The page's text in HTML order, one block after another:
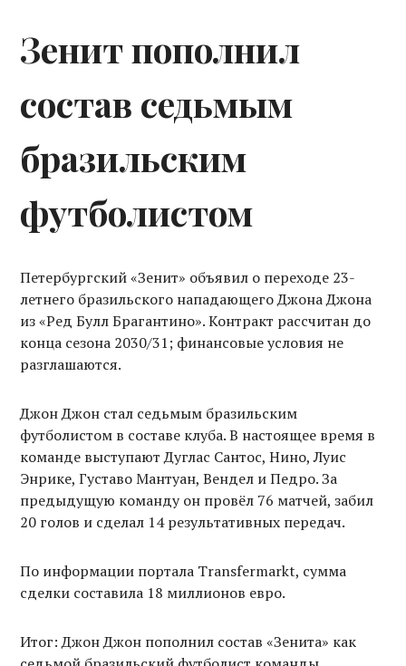
Зенит пополнил
состав седьмым
бразильским
футболистом
Петербургский «Зенит» объявил о переходе 23-
летнего бразильского нападающего Джона Джона
из «Ред Булл Брагантино». Контракт рассчитан до
конца сезона 2030/31; финансовые условия не
разглашаются.
Джон Джон стал седьмым бразильским
футболистом в составе клуба. В настоящее время в
команде выступают Дуглас Сантос, Нино, Луис
Энрике, Густаво Мантуан, Вендел и Педро. За
предыдущую команду он провёл 76 матчей, забил
20 голов и сделал 14 результативных передач.
По информации портала Transfermarkt, сумма
сделки составила 18 миллионов евро.
Итог: Джон Джон пополнил состав «Зенита» как